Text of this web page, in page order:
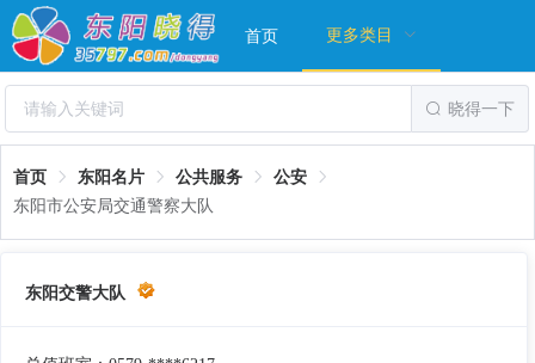
首页 更多类目
晓得一下
首页 东阳名片 公共服务
公安
东阳市公安局交通警察大队
东阳交警大队